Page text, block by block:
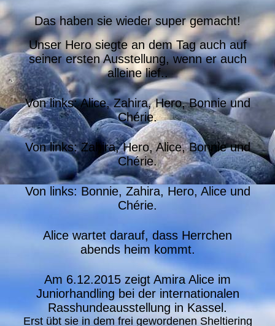
Das haben sie wieder super gemacht!
Unser Hero siegte an dem Tag auch auf
seiner ersten Ausstellung, wenn er auch
alleine lief..
Von links: Alice, Zahira, Hero, Bonnie und
Chérie.
Von links: Zahira, Hero, Alice, Bonnie und
Chérie.
Von links: Bonnie, Zahira, Hero, Alice und
Chérie.
Alice wartet darauf, dass Herrchen
abends heim kommt.
Am 6.12.2015 zeigt Amira Alice im
Juniorhandling bei der internationalen
Rasshundeausstellung in Kassel.
Erst übt sie in dem frei gewordenen Sheltiering